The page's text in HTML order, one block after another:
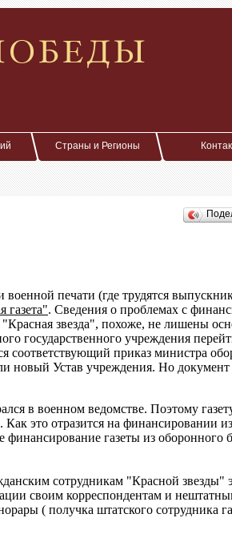
Страны и Регионы
военной печати (где трудятся
газета". Сведения о проблемах с
звезда", похоже, не лишены
государственного учреждения
соответствующий приказ министра
новый Устав учреждения. Но
в военном ведомстве. Поэтому
это отразится на финансировании
финансирование газеты из
сотрудникам "Красной звезды"
своим корреспондентам и
( получка штатского сотрудника